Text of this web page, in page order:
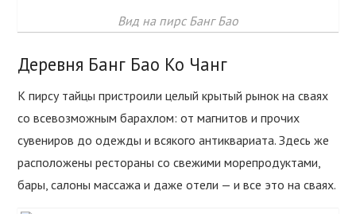
Вид на пирс Банг Бао
Деревня Банг Бао Ко Чанг
К пирсу тайцы пристроили целый крытый рынок на сваях
со всевозможным барахлом: от магнитов и прочих
сувениров до одежды и всякого антиквариата. Здесь же
расположены рестораны со свежими морепродуктами,
бары, салоны массажа и даже отели — и все это на сваях.